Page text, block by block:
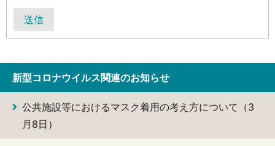
送信
新型コロナウイルス関連のお知らせ
公共施設等におけるマスク着用の考え方について（3
月8日）